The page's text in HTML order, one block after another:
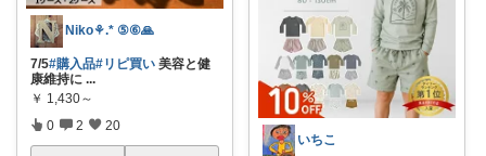
Niko⚘.* ⑤⑥🙏
7/5#購入品#リピ買い 美容と健
康維持に ...
￥ 1,430～
0 2 20
いちこ